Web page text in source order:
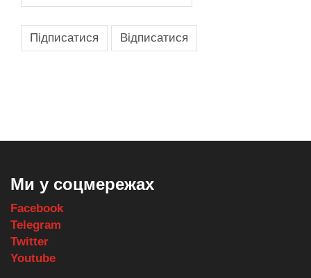
Ми у соцмережах
Facebook
Telegram
Twitter
Youtube